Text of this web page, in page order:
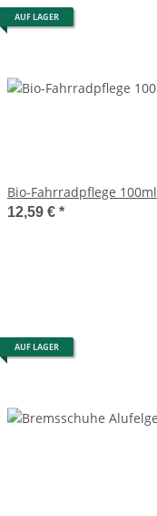
AUF LAGER
Bio-Fahrradpflege 100ml
12,59 € *
AUF LAGER